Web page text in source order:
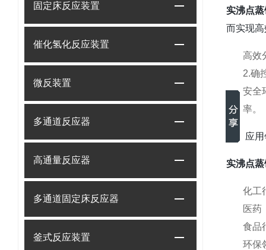
固定床反应装置
催化氢化反应装置
微反装置
多通道反应器
高通量反应器
多通道固定床反应器
釜式反应装置
实沸点
而实现
高效
2.确
安全
率。
二、应
实沸点
化工
医药
食品
环保